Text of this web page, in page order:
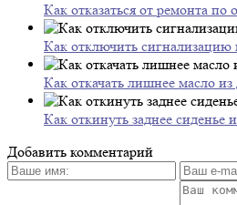
Как отказаться от ремонта по
Как отключить сигнализацию
Как откачать лишнее масло из
Как откинуть заднее сиденье
Добавить комментарий